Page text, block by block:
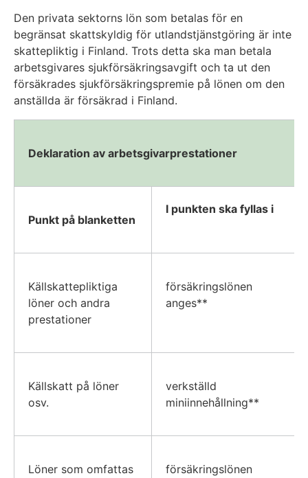
Den privata sektorns lön som betalas för en
begränsat skattskyldig för utlandstjänstgöring är inte
skattepliktig i Finland. Trots detta ska man betala
arbetsgivares sjukförsäkringsavgift och ta ut den
försäkrades sjukförsäkringspremie på lönen om den
anställda är försäkrad i Finland.
Deklaration av arbetsgivarprestationer
Punkt på blanketten
I punkten ska fyllas i
Källskattepliktiga
löner och andra
prestationer
försäkringslönen
anges**
Källskatt på löner
osv.
verkställd
miniinnehållning**
Löner som omfattas försäkringslönen